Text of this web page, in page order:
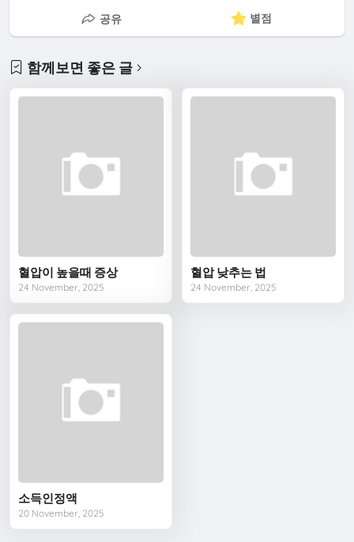
공유
별점
함께보면 좋은 글
혈압이 높을때 증상
24 November, 2025
혈압 낮추는 법
24 November, 2025
소득인정액
20 November, 2025